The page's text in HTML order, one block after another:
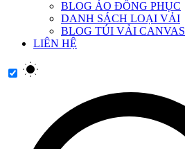
BLOG ÁO ĐỒNG PHỤC
DANH SÁCH LOẠI VẢI
BLOG TÚI VẢI CANVAS
LIÊN HỆ